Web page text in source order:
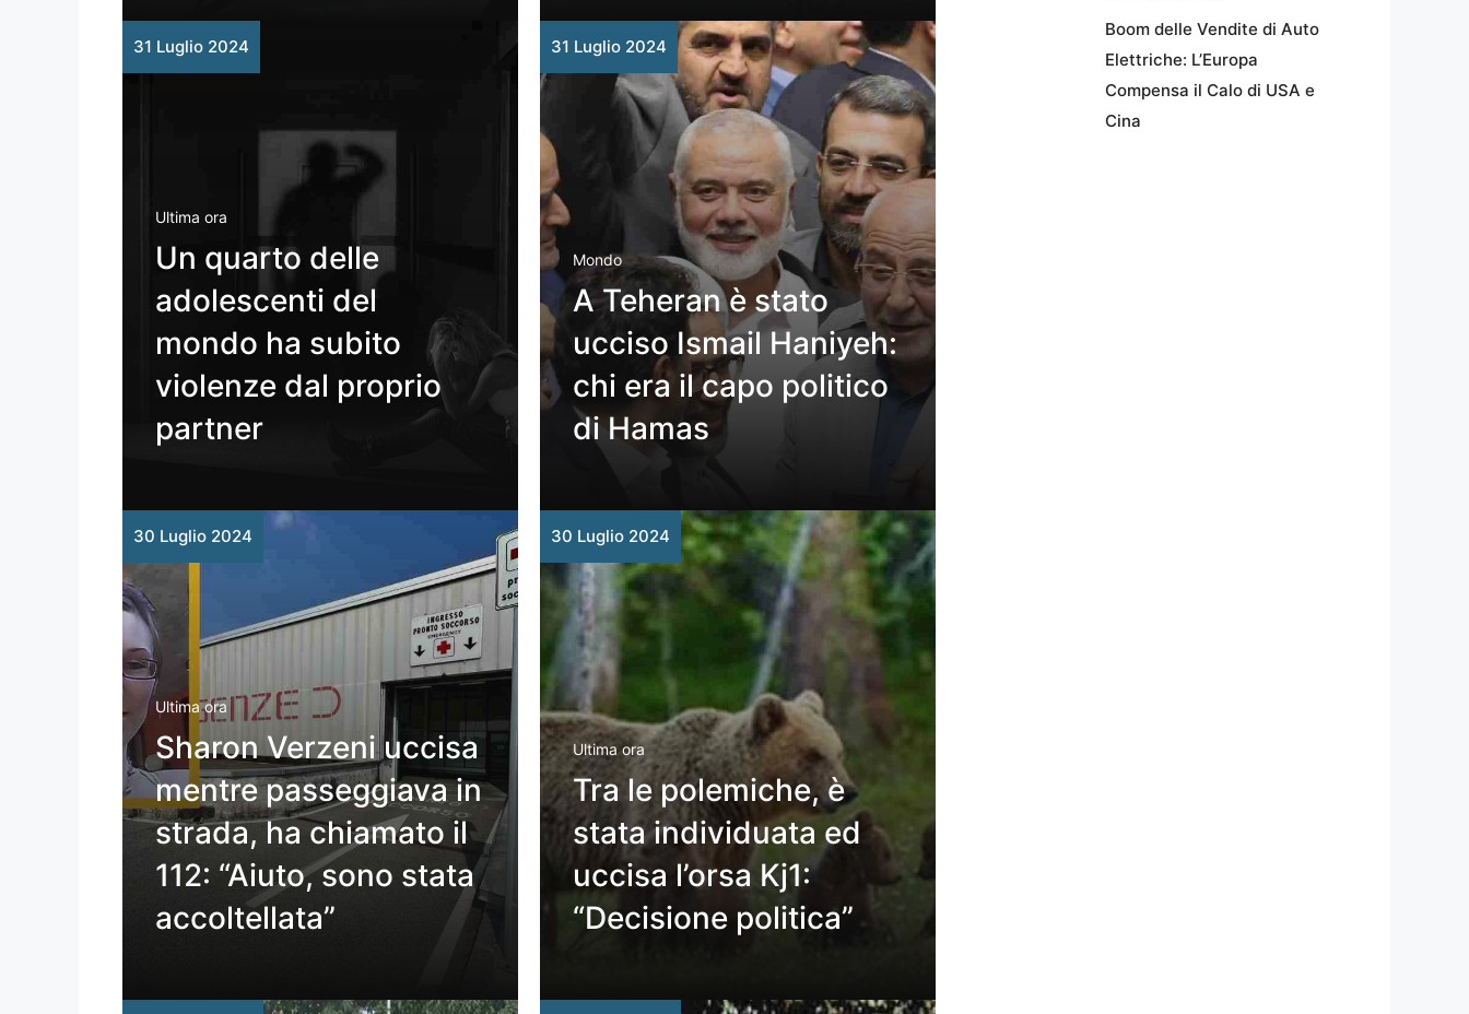
31 Luglio 2024
Ultima ora
Un quarto delle
adolescenti del
mondo ha subito
violenze dal proprio
partner
31 Luglio 2024
Mondo
A Teheran è stato
ucciso Ismail Haniyeh:
chi era il capo politico
di Hamas
30 Luglio 2024
Ultima ora
Sharon Verzeni uccisa
mentre passeggiava in
strada, ha chiamato il
112: “Aiuto, sono stata
accoltellata”
30 Luglio 2024
Ultima ora
Tra le polemiche, è
stata individuata ed
uccisa l’orsa Kj1:
“Decisione politica”
Boom delle Vendite di Auto
Elettriche: L’Europa
Compensa il Calo di USA e
Cina